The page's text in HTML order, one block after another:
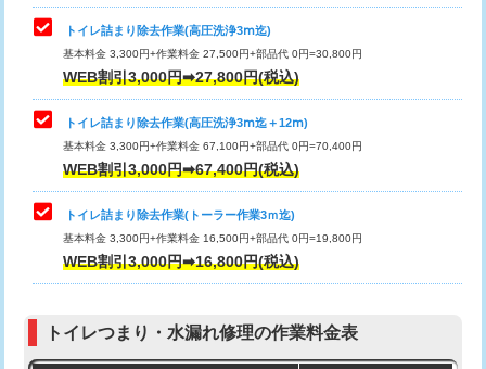
トイレ詰まり除去作業(高圧洗浄3ⅿ迄)
基本料金 3,300円+作業料金 27,500円+部品代 0円=30,800円
WEB割引3,000円➡27,800円(税込)
トイレ詰まり除去作業(高圧洗浄3ⅿ迄＋12ⅿ)
基本料金 3,300円+作業料金 67,100円+部品代 0円=70,400円
WEB割引3,000円➡67,400円(税込)
トイレ詰まり除去作業(トーラー作業3ｍ迄)
基本料金 3,300円+作業料金 16,500円+部品代 0円=19,800円
WEB割引3,000円➡16,800円(税込)
トイレつまり・水漏れ修理の作業料金表